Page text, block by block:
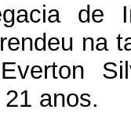
de
na
anos.